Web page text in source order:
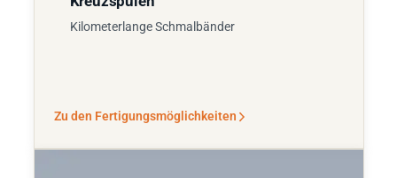
Kilometerlange Schmalbänder
Zu den Fertigungsmöglichkeiten